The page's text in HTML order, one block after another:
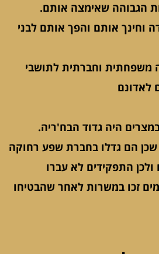
וחינך אותם והפך אותם לבני
משפחתית וחברתית לתושבי
לאדונם
היה גדוד הבח'ריה.
שכן הם גדלו בחברת שפע רחוקה
התפקידים לא עברו
זכו במשרות לאחר שהבטיחו